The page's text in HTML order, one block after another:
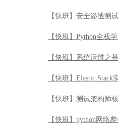
【快班】安全渗透测
【快班】Python全
【快班】系统运维之
【快班】Elastic Stack
【快班】测试架构师
【快班】python网络